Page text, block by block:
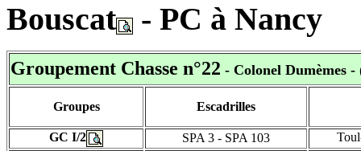
Bouscat - PC à Nancy
Groupement Chasse n°22 - Colonel Dumèmes -
Groupes Escadrilles
GC I/2 SPA 3 - SPA 103